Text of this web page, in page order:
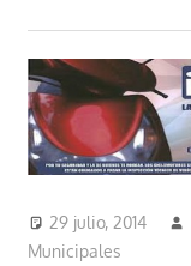
29 julio, 2014
Municipales